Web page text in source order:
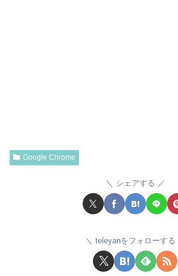
Google Chrome
シェアする
teleyanをフォローする